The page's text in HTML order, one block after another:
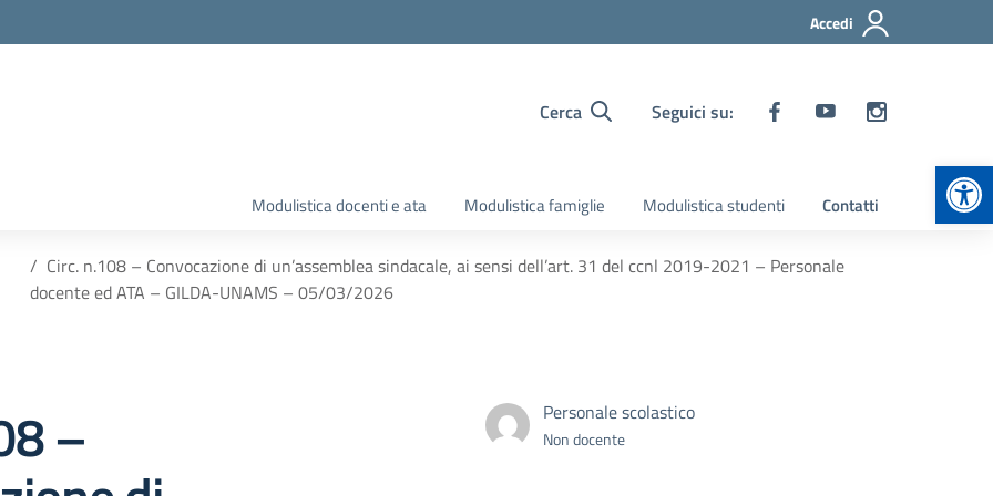
Accedi
Cerca Seguici su:
Modulistica docenti e ata Modulistica famiglie Modulistica studenti Contatti
Circ. n.108 – Convocazione di un’assemblea sindacale, ai sensi dell’art. 31 del ccnl 2019-2021 – Personale
docente ed ATA – GILDA-UNAMS – 05/03/2026
– Personale scolastico
Non docente